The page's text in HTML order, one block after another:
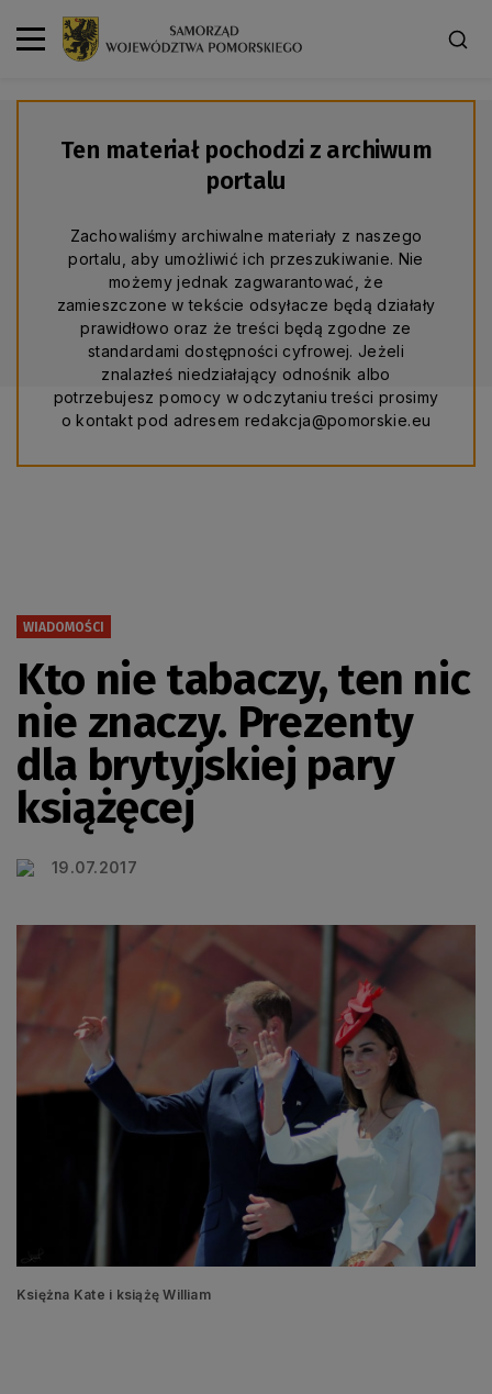
Ten materiał pochodzi z archiwum
portalu
Zachowaliśmy archiwalne materiały z naszego
portalu, aby umożliwić ich przeszukiwanie. Nie
możemy jednak zagwarantować, że
zamieszczone w tekście odsyłacze będą działały
prawidłowo oraz że treści będą zgodne ze
standardami dostępności cyfrowej. Jeżeli
znalazłeś niedziałający odnośnik albo
potrzebujesz pomocy w odczytaniu treści prosimy
o kontakt pod adresem redakcja@pomorskie.eu
WIADOMOŚCI
Kto nie tabaczy, ten nic
nie znaczy. Prezenty
dla brytyjskiej pary
książęcej
19.07.2017
Księżna Kate i książę William